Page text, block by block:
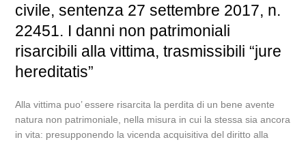
civile, sentenza 27 settembre 2017, n.
22451. I danni non patrimoniali
risarcibili alla vittima, trasmissibili “jure
hereditatis”
Alla vittima puo’ essere risarcita la perdita di un bene avente
natura non patrimoniale, nella misura in cui la stessa sia ancora
in vita: presupponendo la vicenda acquisitiva del diritto alla